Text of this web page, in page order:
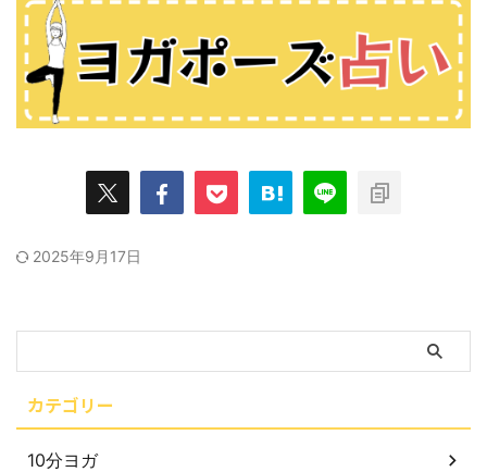
2025年9月17日
カテゴリー
10分ヨガ